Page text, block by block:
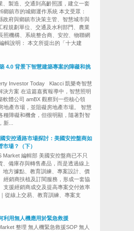
、製造、交通到高齡照護，建立一套
鄉鎮市的城鄉運作系統 本文受眾：
政府與鄉鎮市決策主管、智慧城市與
程規劃單位、交通及水利部門、農業
照機構、系統整合商、安控、物聯網
輯說明： 本文所提出的「十大建
築 4.0 背景下智慧建築專案的障礙和挑
Investor Today Klacci 凱樂奇智慧
決方案 在這篇嘉賓報導中，智慧照明
軟體公司 amBX 觀察到一些核心領
地產市場，並阻礙房地產市場。 智慧
種障礙和機會，但很明顯，隨著對智
...
安控通路市場探討：美國安控盤商如
市場？（下）
Market 編輯部 美國安控盤商已不只
、備庫存與轉售產品，而是透過線上
地方據點、教育訓練、專案設計、價
經銷商扶植及訂閱服務，形成一套協
支援經銷商成交及提高專案交付效率
從線上交易、教育訓練、專案支
利用無人機應用於緊急救援
整理 無人機緊急救援SOP 無人